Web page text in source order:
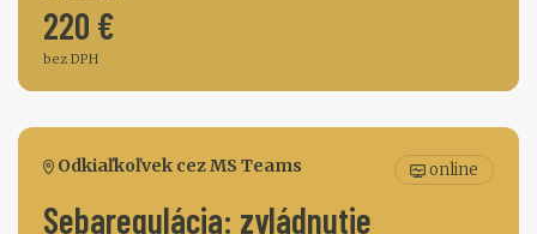
220 €
bez DPH
Odkiaľkoľvek cez MS Teams online
Sebaregulácia: zvládnutie